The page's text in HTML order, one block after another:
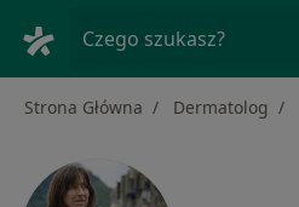
Czego szukasz?
Strona Główna Dermatolog